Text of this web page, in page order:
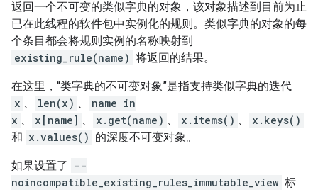
返回一个不可变的类似字典的对象，该对象描述到目前为止
已在此线程的软件包中实例化的规则。类似字典的对象的每
个条目都会将规则实例的名称映射到
existing_rule(name) 将返回的结果。
在这里，“类字典的不可变对象”是指支持类似字典的迭代
x 、 len(x) 、
name in
x 、 x[name] 、 x.get(name) 、 x.items() 、
x.keys()
和 x.values() 的深度不可变对象。
如果设置了
--
noincompatible_existing_rules_immutable_view 标